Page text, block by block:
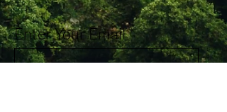
Enter Your Email